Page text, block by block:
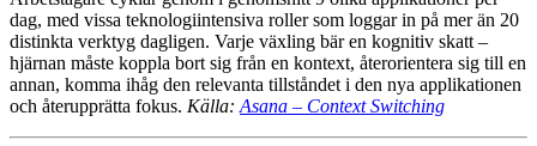
dag, med vissa teknologiintensiva roller som loggar in på mer än 20
distinkta verktyg dagligen. Varje växling bär en kognitiv skatt –
hjärnan måste koppla bort sig från en kontext, återorientera sig till en
annan, komma ihåg den relevanta tillståndet i den nya applikationen
och återupprätta fokus. Källa: Asana – Context Switching